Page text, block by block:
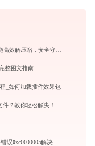
WinRAR电脑版下载安装指南：智能高效解压缩，安全守护文件传输与归档
整图文指南
_如何加载插件效果包
？教你轻松解决！
Adobe FlashFlashCenter.exe应用程序错误0xc0000005解决方法